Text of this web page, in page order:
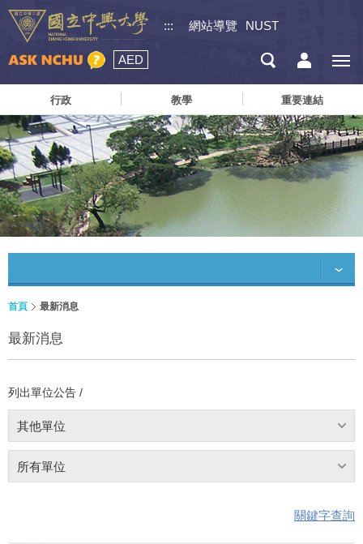
::: 網站導覽 NUST
AED
行政 教學 重要連結
首頁 最新消息
最新消息
列出單位公告 /
其他單位
所有單位
關鍵字查詢